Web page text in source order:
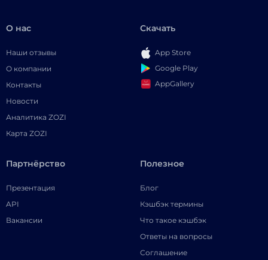
О нас
Наши отзывы
О компании
Контакты
Новости
Аналитика ZOZI
Карта ZOZI
Скачать
App Store
Google Play
AppGallery
Партнёрство
Презентация
API
Вакансии
Полезное
Блог
Кэшбэк термины
Что такое кэшбэк
Ответы на вопросы
Соглашение